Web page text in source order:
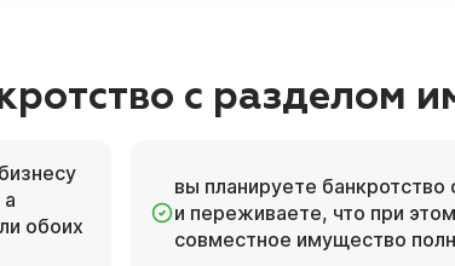
с разделом
обоих
вы планируете банкротство
и переживаете, что при
совместное имущество